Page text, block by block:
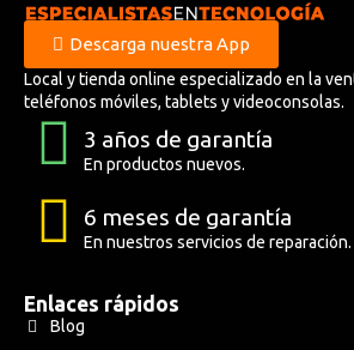
Descarga nuestra App
Local y tienda online especializado en la
teléfonos móviles, tablets y videoconsolas.
3 años de garantía
En productos nuevos.
6 meses de garantía
En nuestros servicios de reparación.
Enlaces rápidos
Blog